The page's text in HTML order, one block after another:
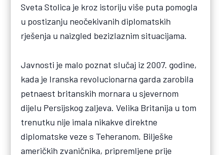
Sveta Stolica je kroz istoriju više puta pomogla
u postizanju neočekivanih diplomatskih
rješenja u naizgled bezizlaznim situacijama.
Javnosti je malo poznat slučaj iz 2007. godine,
kada je Iranska revolucionarna garda zarobila
petnaest britanskih mornara u sjevernom
dijelu Persijskog zaljeva. Velika Britanija u tom
trenutku nije imala nikakve direktne
diplomatske veze s Teheranom. Bilješke
američkih zvaničnika, pripremljene prije